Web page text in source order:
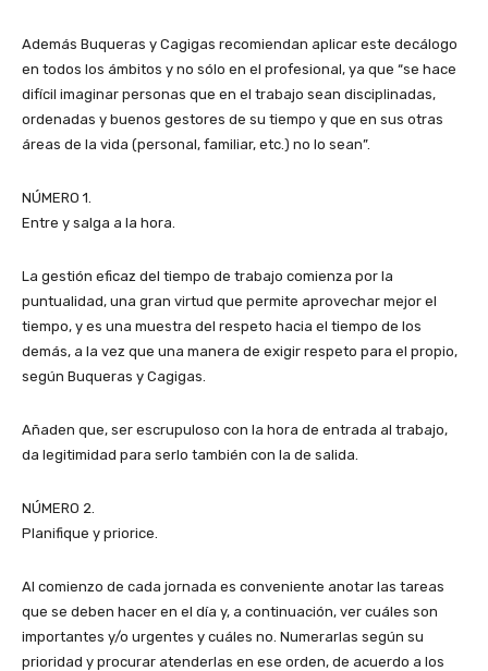
Además Buqueras y Cagigas recomiendan aplicar este decálogo
en todos los ámbitos y no sólo en el profesional, ya que “se hace
difícil imaginar personas que en el trabajo sean disciplinadas,
ordenadas y buenos gestores de su tiempo y que en sus otras
áreas de la vida (personal, familiar, etc.) no lo sean”.
NÚMERO 1.
Entre y salga a la hora.
La gestión eficaz del tiempo de trabajo comienza por la
puntualidad, una gran virtud que permite aprovechar mejor el
tiempo, y es una muestra del respeto hacia el tiempo de los
demás, a la vez que una manera de exigir respeto para el propio,
según Buqueras y Cagigas.
Añaden que, ser escrupuloso con la hora de entrada al trabajo,
da legitimidad para serlo también con la de salida.
NÚMERO 2.
Planifique y priorice.
Al comienzo de cada jornada es conveniente anotar las tareas
que se deben hacer en el día y, a continuación, ver cuáles son
importantes y/o urgentes y cuáles no. Numerarlas según su
prioridad y procurar atenderlas en ese orden, de acuerdo a los